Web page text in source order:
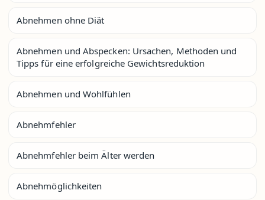
Abnehmen ohne Diät
Abnehmen und Abspecken: Ursachen, Methoden und
Tipps für eine erfolgreiche Gewichtsreduktion
Abnehmen und Wohlfühlen
Abnehmfehler
Abnehmfehler beim Älter werden
Abnehmöglichkeiten